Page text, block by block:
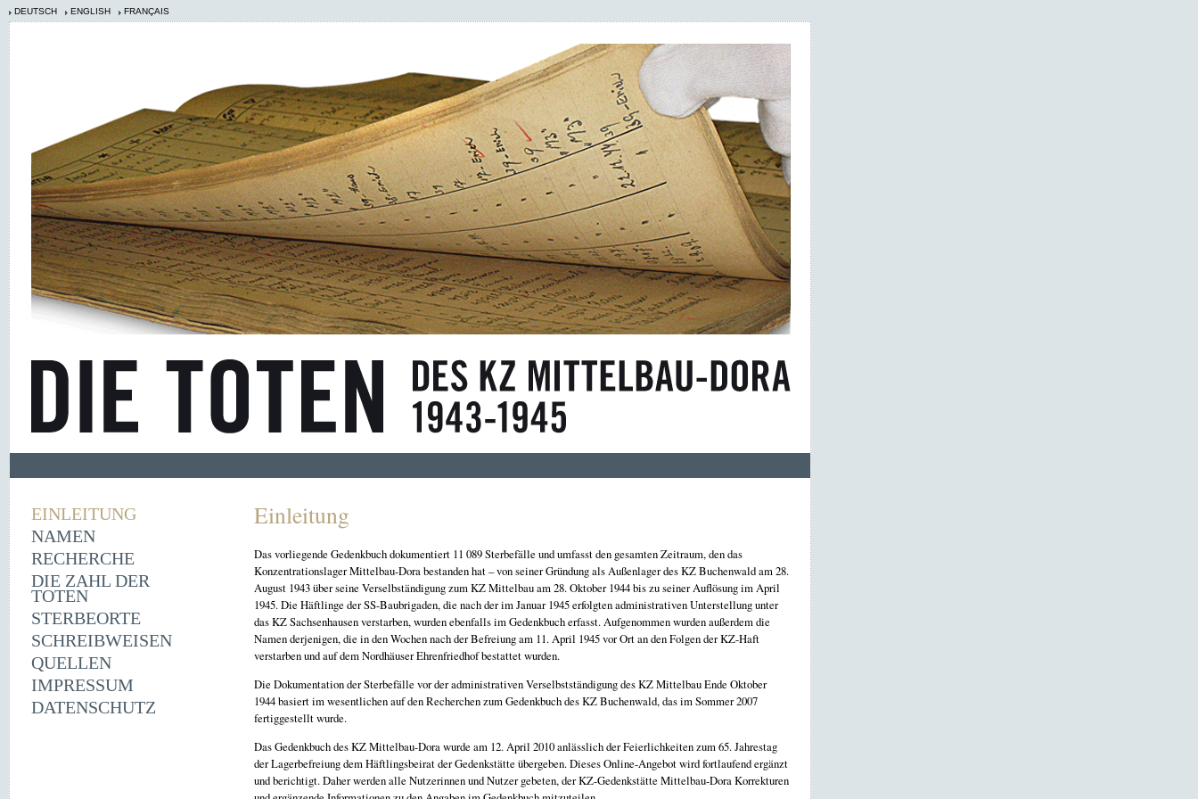
DEUTSCH ENGLISH FRANÇAIS
EINLEITUNG
NAMEN
RECHERCHE
DIE ZAHL DER
TOTEN
STERBEORTE
SCHREIBWEISEN
QUELLEN
IMPRESSUM
DATENSCHUTZ
Einleitung
Das vorliegende Gedenkbuch dokumentiert 11 089 Sterbefälle und umfasst den gesamten Zeitraum, den das
Konzentrationslager Mittelbau-Dora bestanden hat – von seiner Gründung als Außenlager des KZ Buchenwald am 28.
August 1943 über seine Verselbständigung zum KZ Mittelbau am 28. Oktober 1944 bis zu seiner Auflösung im April
1945. Die Häftlinge der SS-Baubrigaden, die nach der im Januar 1945 erfolgten administrativen Unterstellung unter
das KZ Sachsenhausen verstarben, wurden ebenfalls im Gedenkbuch erfasst. Aufgenommen wurden außerdem die
Namen derjenigen, die in den Wochen nach der Befreiung am 11. April 1945 vor Ort an den Folgen der KZ-Haft
verstarben und auf dem Nordhäuser Ehrenfriedhof bestattet wurden.
Die Dokumentation der Sterbefälle vor der administrativen Verselbstständigung des KZ Mittelbau Ende Oktober
1944 basiert im wesentlichen auf den Recherchen zum Gedenkbuch des KZ Buchenwald, das im Sommer 2007
fertiggestellt wurde.
Das Gedenkbuch des KZ Mittelbau-Dora wurde am 12. April 2010 anlässlich der Feierlichkeiten zum 65. Jahrestag
der Lagerbefreiung dem Häftlingsbeirat der Gedenkstätte übergeben. Dieses Online-Angebot wird fortlaufend ergänzt
und berichtigt. Daher werden alle Nutzerinnen und Nutzer gebeten, der KZ-Gedenkstätte Mittelbau-Dora Korrekturen